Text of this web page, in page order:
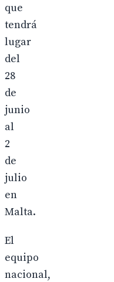
que
tendrá
lugar
del
28
de
junio
al
2
de
julio
en
Malta.
El
equipo
nacional,